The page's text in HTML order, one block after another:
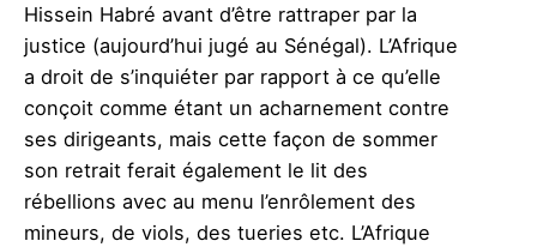
Hissein Habré avant d’être rattraper par la
justice (aujourd’hui jugé au Sénégal). L’Afrique
a droit de s’inquiéter par rapport à ce qu’elle
conçoit comme étant un acharnement contre
ses dirigeants, mais cette façon de sommer
son retrait ferait également le lit des
rébellions avec au menu l’enrôlement des
mineurs, de viols, des tueries etc. L’Afrique